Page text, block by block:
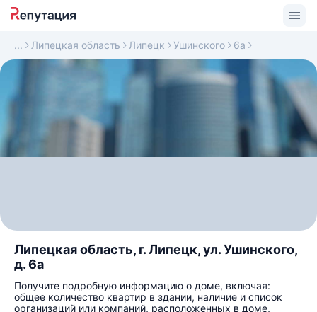
Липецкая область Липецк Ушинского 6а
Липецкая область, г. Липецк, ул. Ушинского,
д. 6а
Получите подробную информацию о доме, включая:
общее количество квартир в здании, наличие и список
организаций или компаний, расположенных в доме,